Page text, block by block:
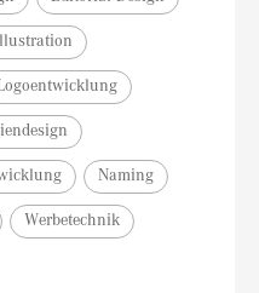
Naming
Werbetechnik